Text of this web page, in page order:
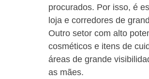
procurados. Por isso, é
loja e corredores de
Outro setor com alto
cosméticos e itens de
áreas de grande
as mães.